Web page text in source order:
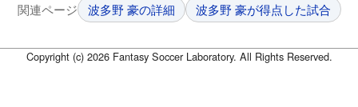
関連ページ 波多野 豪の詳細 波多野 豪が得点した試合
Copyright (c) 2026 Fantasy Soccer Laboratory. All Rights Reserved.